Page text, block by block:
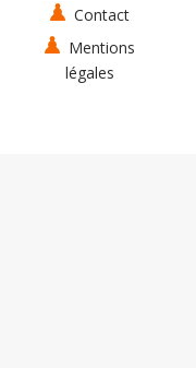
Contact
Mentions
légales